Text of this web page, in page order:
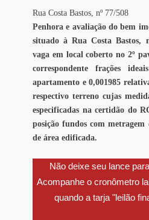
Rua Costa Bastos, nº 77/508
Penhora e avaliação do bem
situado à Rua Costa Bastos,
vaga em local coberto no 2º
correspondente frações
apartamento e 0,001985
respectivo terreno cujas
especificadas na certidão do
posição fundos com
de área edificada.
Não deixe seu lance
Acompanhe o cronômetro
quando a tarja "leilão